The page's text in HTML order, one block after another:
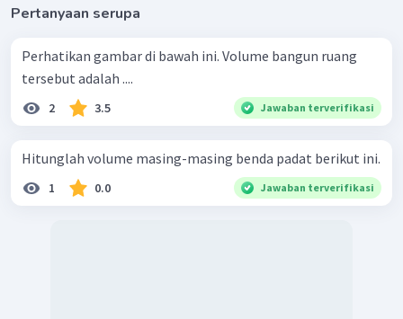
Pertanyaan serupa
Perhatikan gambar di bawah ini. Volume bangun ruang
tersebut adalah ....
2 3.5 Jawaban terverifikasi
Hitunglah volume masing-masing benda padat berikut ini.
1 0.0 Jawaban terverifikasi